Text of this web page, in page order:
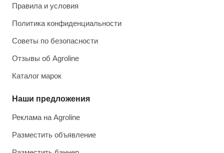
Правила и условия
Политика конфиденциальности
Советы по безопасности
Отзывы об Agroline
Каталог марок
Наши предложения
Реклама на Agroline
Разместить объявление